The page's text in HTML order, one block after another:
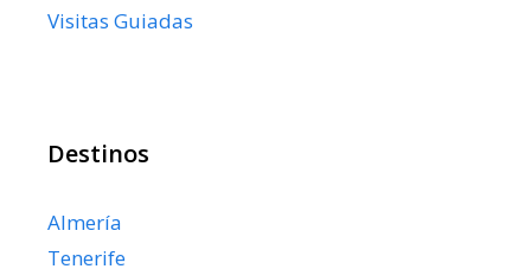
Visitas Guiadas
Destinos
Almería
Tenerife